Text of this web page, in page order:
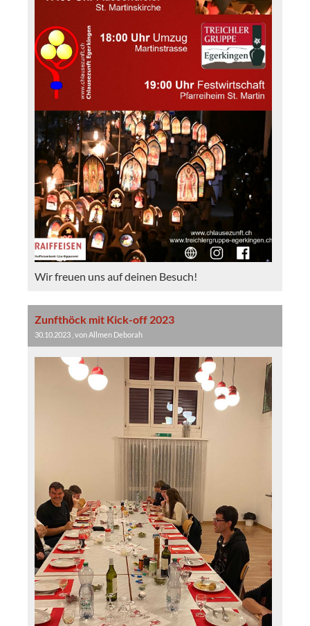
Wir freuen uns auf deinen Besuch!
Zunfthöck mit Kick-off 2023
30.10.2023 , von Allmen Deborah